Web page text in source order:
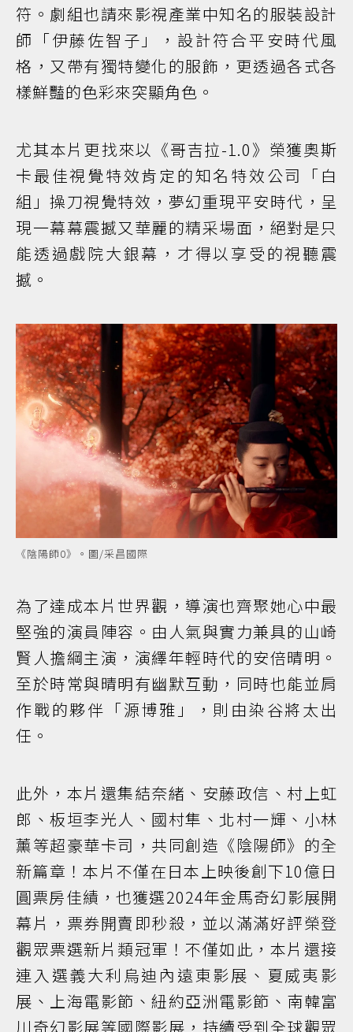
符。劇組也請來影視產業中知名的服裝設計
師「伊藤佐智子」，設計符合平安時代風
格，又帶有獨特變化的服飾，更透過各式各
樣鮮豔的色彩來突顯角色。
尤其本片更找來以《哥吉拉-1.0》榮獲奧斯
卡最佳視覺特效肯定的知名特效公司「白
組」操刀視覺特效，夢幻重現平安時代，呈
現一幕幕震撼又華麗的精采場面，絕對是只
能透過戲院大銀幕，才得以享受的視聽震
撼。
《陰陽師0》。圖/采昌國際
為了達成本片世界觀，導演也齊聚她心中最
堅強的演員陣容。由人氣與實力兼具的山崎
賢人擔綱主演，演繹年輕時代的安倍晴明。
至於時常與晴明有幽默互動，同時也能並肩
作戰的夥伴「源博雅」，則由染谷將太出
任。
此外，本片還集結奈緒、安藤政信、村上虹
郎、板垣李光人、國村隼、北村一輝、小林
薰等超豪華卡司，共同創造《陰陽師》的全
新篇章！本片不僅在日本上映後創下10億日
圓票房佳績，也獲選2024年金馬奇幻影展開
幕片，票券開賣即秒殺，並以滿滿好評榮登
觀眾票選新片類冠軍！不僅如此，本片還接
連入選義大利烏迪內遠東影展、夏威夷影
展、上海電影節、紐約亞洲電影節、南韓富
川奇幻影展等國際影展，持續受到全球觀眾